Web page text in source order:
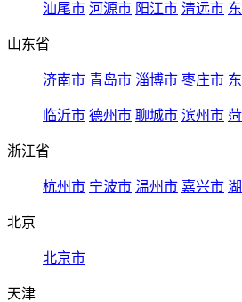
汕尾市 河源市 阳江市 清远市
山东省
济南市 青岛市 淄博市 枣庄市
临沂市 德州市 聊城市 滨州市
浙江省
杭州市 宁波市 温州市 嘉兴市
北京
北京市
天津